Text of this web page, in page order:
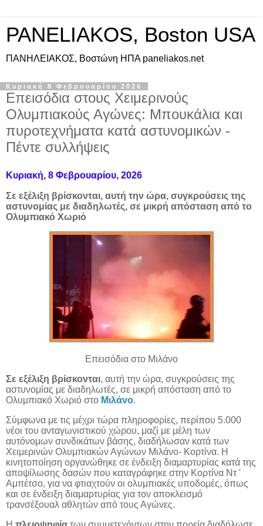
PANELIAKOS, Boston USA
ΠAΝΗΛΕΙΑΚΟΣ, Βοστώνη ΗΠΑ paneliakos.net
Κυριακή 8 Φεβρουαρίου 2026
Επεισόδια στους Χειμερινούς
Ολυμπιακούς Αγώνες: Μπουκάλια και
πυροτεχνήματα κατά αστυνομικών -
Πέντε συλλήψεις
Κυριακή, 8 Φεβρουαρίου, 2026
Σε εξέλιξη βρίσκονται, αυτή την ώρα, συγκρούσεις της
αστυνομίας με διαδηλωτές, σε μικρή απόσταση από το
Ολυμπιακό Χωριό
Επεισόδια στο Μιλάνο
Σε εξέλιξη βρίσκονται, αυτή την ώρα, συγκρούσεις της
αστυνομίας με διαδηλωτές, σε μικρή απόσταση από το
Ολυμπιακό Χωριό στο Μιλάνο.
Σύμφωνα με τις μέχρι τώρα πληροφορίες, περίπου 5.000
νέοι του ανταγωνιστικού χώρου, μαζί με μέλη των
αυτόνομων συνδικάτων βάσης, διαδήλωσαν κατά των
Χειμερινών Ολυμπιακών Αγώνων Μιλάνο- Κορτίνα. Η
κινητοποίηση οργανώθηκε σε ένδειξη διαμαρτυρίας κατά της
αποψίλωσης δασών που καταγράφηκε στην Κορτίνα Ντ '
Αμπέτσο, για να φτιαχτούν οι ολυμπιακές υποδομές, όπως
και σε ένδειξη διαμαρτυρίας για τον αποκλεισμό
τρανσέξουαλ αθλητών από τους Αγώνες.